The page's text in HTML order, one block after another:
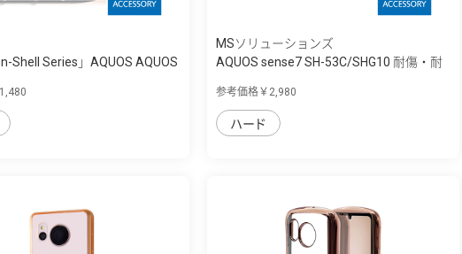
Shell Series」AQUOS AQUOS
MSソリューションズ
AQUOS sense7 SH-53C/SHG10 耐傷・耐
参考価格￥2,980
ハード